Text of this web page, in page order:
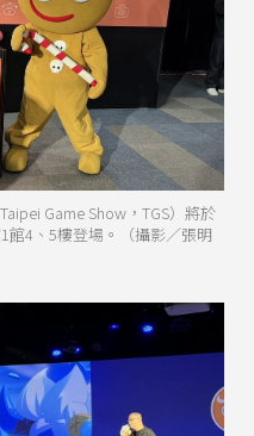
Game Show，TGS）將於
館4、5樓登場。（攝影／張明